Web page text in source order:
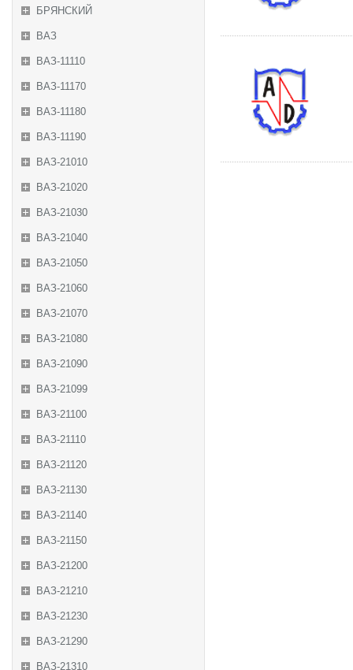
БРЯНСКИЙ
ВАЗ
ВАЗ-11110
ВАЗ-11170
ВАЗ-11180
ВАЗ-11190
ВАЗ-21010
ВАЗ-21020
ВАЗ-21030
ВАЗ-21040
ВАЗ-21050
ВАЗ-21060
ВАЗ-21070
ВАЗ-21080
ВАЗ-21090
ВАЗ-21099
ВАЗ-21100
ВАЗ-21110
ВАЗ-21120
ВАЗ-21130
ВАЗ-21140
ВАЗ-21150
ВАЗ-21200
ВАЗ-21210
ВАЗ-21230
ВАЗ-21290
ВАЗ-21310